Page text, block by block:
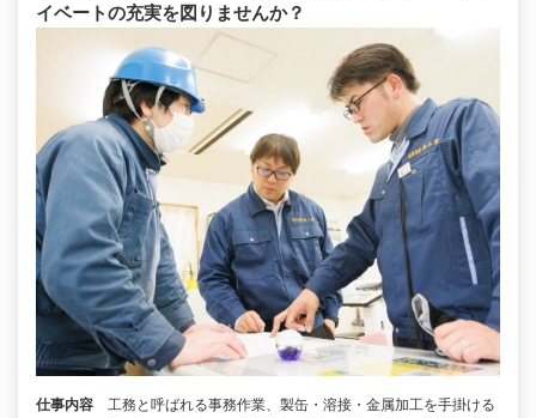
イベートの充実を図りませんか？
仕事内容
工務と呼ばれる事務作業、製缶・溶接・金属加工を手掛ける